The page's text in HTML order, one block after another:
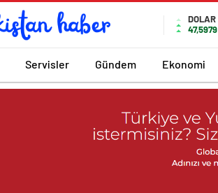
DOLAR
47,5979
Servisler Gündem Ekonomi